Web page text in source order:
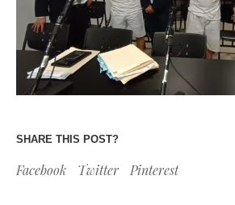
SHARE THIS POST?
Facebook Twitter Pinterest